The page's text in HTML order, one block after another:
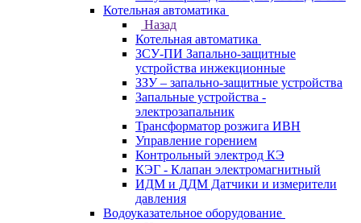
Котельная автоматика
Назад
Котельная автоматика
ЗСУ-ПИ Запально-защитные
устройства инжекционные
ЗЗУ – запально-защитные устройства
Запальные устройства -
электрозапальник
Трансформатор розжига ИВН
Управление горением
Контрольный электрод КЭ
КЭГ - Клапан электромагнитный
ИДМ и ДДМ Датчики и измерители
давления
Водоуказательное оборудование